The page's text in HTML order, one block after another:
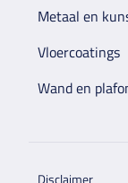
Metaal en
Vloercoatings
Wand en
Disclaimer